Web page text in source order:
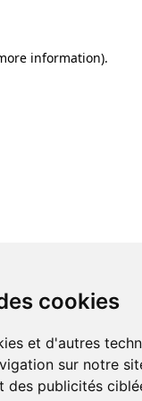
cookies
et d'autres
sur notre
des publicités
information).